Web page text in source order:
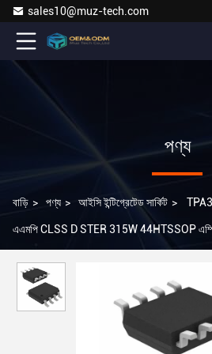
sales10@muz-tech.com
পণ্য
বাড়ি > পণ্য > আইসি ইন্টিগ্রেটেড সার্কিট >
এএমপি CLSS D STER 315W 44HTSSOP